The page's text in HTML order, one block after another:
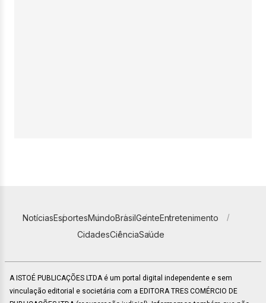
NotíciasEsportesMundoBrasilGenteEntretenimento
CidadesCiênciaSaúde
A ISTOÉ PUBLICAÇÕES LTDA é um portal digital independente e sem
vinculação editorial e societária com a EDITORA TRES COMÉRCIO DE